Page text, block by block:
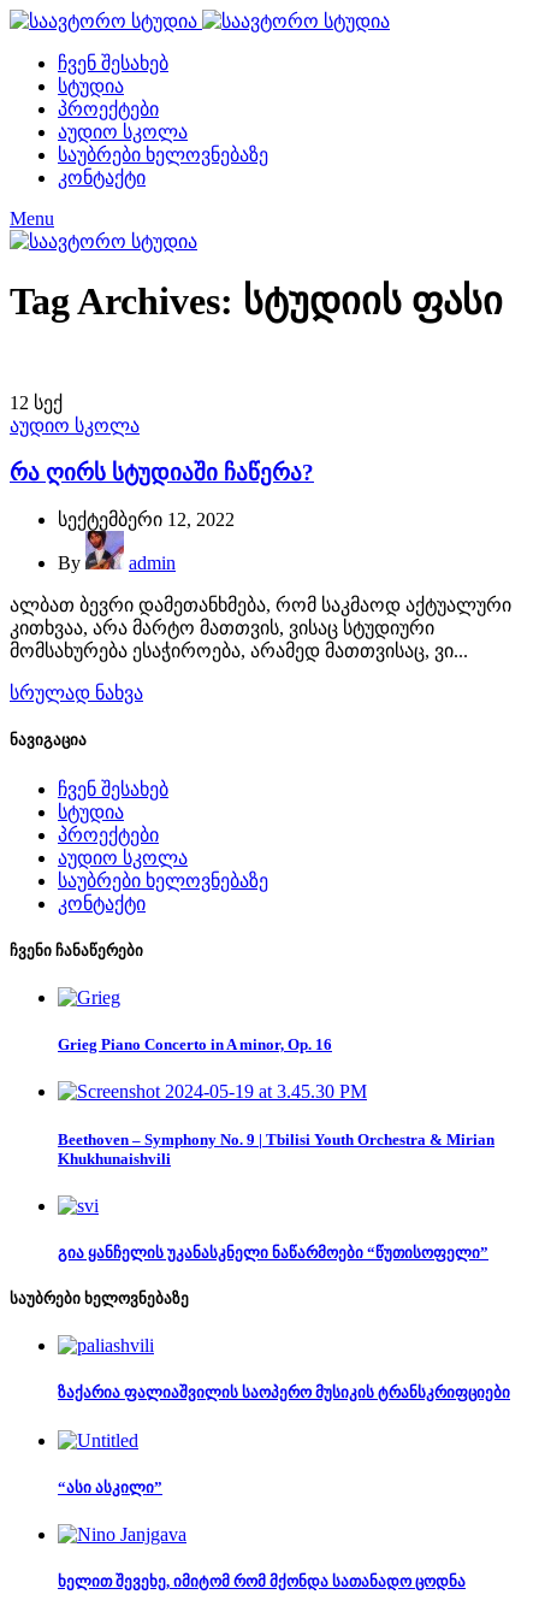
ჩვენ შესახებ
სტუდია
პროექტები
აუდიო სკოლა
საუბრები ხელოვნებაზე
კონტაქტი
Menu
Tag Archives: სტუდიის ფასი
12 სექ
აუდიო სკოლა
რა ღირს სტუდიაში ჩაწერა?
სექტემბერი 12, 2022
By admin
ალბათ ბევრი დამეთანხმება, რომ საკმაოდ აქტუალური
კითხვაა, არა მარტო მათთვის, ვისაც სტუდიური
მომსახურება ესაჭიროება, არამედ მათთვისაც, ვი...
სრულად ნახვა
ნავიგაცია
ჩვენ შესახებ
სტუდია
პროექტები
აუდიო სკოლა
საუბრები ხელოვნებაზე
კონტაქტი
ჩვენი ჩანაწერები
Grieg Piano Concerto in A minor, Op. 16
Beethoven – Symphony No. 9 | Tbilisi Youth Orchestra & Mirian
Khukhunaishvili
გია ყანჩელის უკანასკნელი ნაწარმოები “წუთისოფელი”
საუბრები ხელოვნებაზე
ზაქარია ფალიაშვილის საოპერო მუსიკის ტრანსკრიფციები
“ასი ასკილი”
ხელით შევეხე, იმიტომ რომ მქონდა სათანადო ცოდნა